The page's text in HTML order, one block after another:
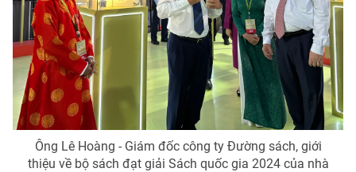
Emagazine Podcast
Photo Infographic
Video Shorts video
VTV Money VTV Thể thao
Ông Lê Hoàng - Giám đốc công ty Đường sách, giới
thiệu về bộ sách đạt giải Sách quốc gia 2024 của nhà